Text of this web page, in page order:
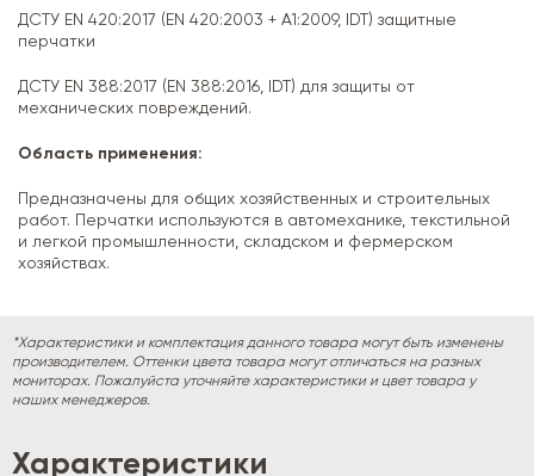
ДСТУ ЕN 420:2017 (EN 420:2003 + A1:2009, IDT) защитные
перчатки
ДСТУ EN 388:2017 (EN 388:2016, IDT) для защиты от
механических повреждений.
Область применения:
Предназначены для общих хозяйственных и строительных
работ. Перчатки используются в автомеханике, текстильной
и легкой промышленности, складском и фермерском
хозяйствах.
*Характеристики и комплектация данного товара могут быть изменены
производителем. Оттенки цвета товара могут отличаться на разных
мониторах. Пожалуйста уточняйте характеристики и цвет товара у
наших менеджеров.
Характеристики